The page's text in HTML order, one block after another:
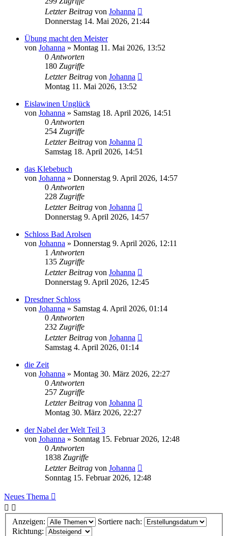
Letzter Beitrag von Johanna
Donnerstag 14. Mai 2026, 21:44
Übung macht den Meister
von Johanna » Montag 11. Mai 2026, 13:52
0 Antworten
180 Zugriffe
Letzter Beitrag von Johanna
Montag 11. Mai 2026, 13:52
Eislawinen Unglück
von Johanna » Samstag 18. April 2026, 14:51
0 Antworten
254 Zugriffe
Letzter Beitrag von Johanna
Samstag 18. April 2026, 14:51
das Klebebuch
von Johanna » Donnerstag 9. April 2026, 14:57
0 Antworten
228 Zugriffe
Letzter Beitrag von Johanna
Donnerstag 9. April 2026, 14:57
Schloss Bad Arolsen
von Johanna » Donnerstag 9. April 2026, 12:11
1 Antworten
135 Zugriffe
Letzter Beitrag von Johanna
Donnerstag 9. April 2026, 12:45
Dresdner Schloss
von Johanna » Samstag 4. April 2026, 01:14
0 Antworten
232 Zugriffe
Letzter Beitrag von Johanna
Samstag 4. April 2026, 01:14
die Zeit
von Johanna » Montag 30. März 2026, 22:27
0 Antworten
257 Zugriffe
Letzter Beitrag von Johanna
Montag 30. März 2026, 22:27
der Nabel der Welt Teil 3
von Johanna » Sonntag 15. Februar 2026, 12:48
0 Antworten
1838 Zugriffe
Letzter Beitrag von Johanna
Sonntag 15. Februar 2026, 12:48
Neues Thema
Anzeigen:
Sortiere nach:
Richtung: